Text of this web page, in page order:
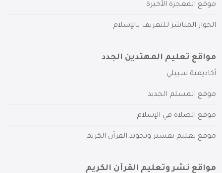
موقع المعجزة الأخيرة
الحوار المباشر للتعريف بالإسلام
مواقع تعليم المهتدين الجدد
أكاديمية سبيلي
موقع المسلم الجديد
موقع الصلاة في الإسلام
موقع تعليم تفسير وتجويد القرآن الكريم
مواقع نشر وتعليم القرآن الكريم